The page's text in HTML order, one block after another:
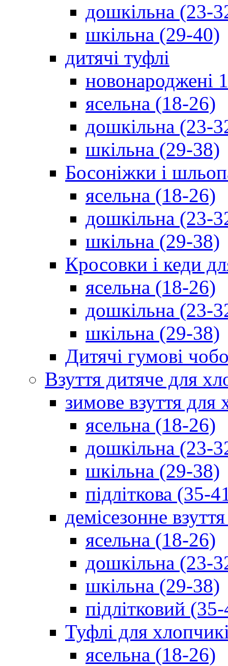
дошкільна (23-
шкільна (29-40)
дитячі туфлі
новонароджені
ясельна (18-26)
дошкільна (23-
шкільна (29-38)
Босоніжки і
ясельна (18-26)
дошкільна (23-
шкільна (29-38)
Кросовки і кеди
ясельна (18-26)
дошкільна (23-
шкільна (29-38)
Дитячі гумові
Взуття дитяче для
зимове взуття для
ясельна (18-26)
дошкільна (23-
шкільна (29-38)
підліткова (35-
демісезонне
ясельна (18-26)
дошкільна (23-
шкільна (29-38)
підлітковий
Туфлі для
ясельна (18-26)